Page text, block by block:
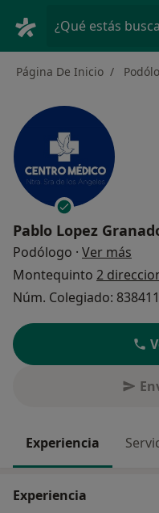
¿Qué estás
Página De Inicio
Pablo Lopez
Podólogo · Ver más
Montequinto 2
Núm. Colegiado:
Experiencia
Experiencia